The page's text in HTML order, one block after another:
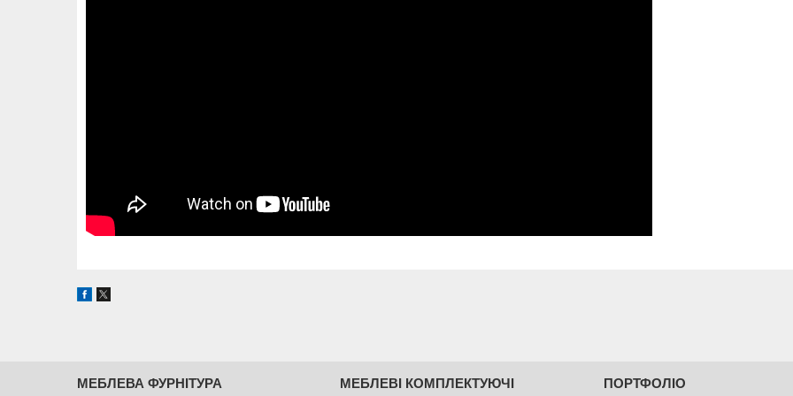
МЕБЛЕВА ФУРНІТУРА МЕБЛЕВІ КОМПЛЕКТУЮЧІ ПОРТФОЛІО